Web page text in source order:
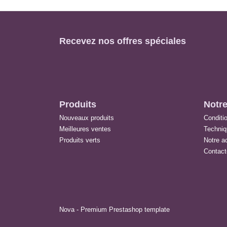
Recevez nos offres spéciales
Produits
Nouveaux produits
Meilleures ventes
Produits verts
Notre
Nova - Premium Prestashop template